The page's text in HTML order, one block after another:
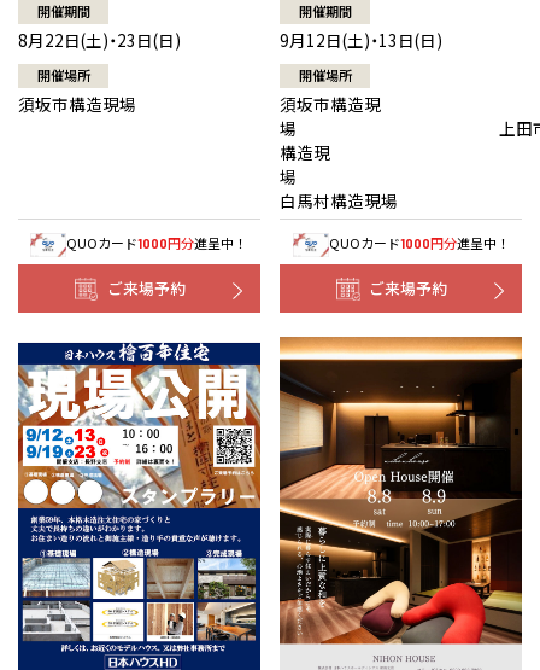
開催期間
8月22日(土)・23日(日)
開催場所
須坂市構造現場
QUOカード1000円分進呈中！
ご来場予約
開催期間
9月12日(土)・13日(日)
開催場所
須坂市構造現
場 上田
構造現
白馬村構造現場
QUOカード1000円分進呈中！
ご来場予約